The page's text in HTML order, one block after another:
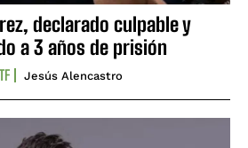
declarado culpable y
a 3 años de prisión
Jesús Alencastro